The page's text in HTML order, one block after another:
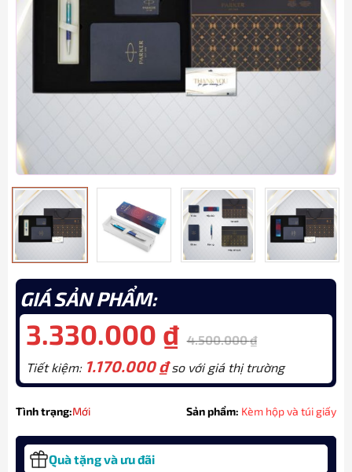
GIÁ SẢN PHẨM:
3.330.000 ₫ 4.500.000₫
Tiết kiệm: 1.170.000₫so với giá thị trường
Tình trạng:Mới Sản phẩm: Kèm hộp và túi giấy
Quà tặng và ưu đãi